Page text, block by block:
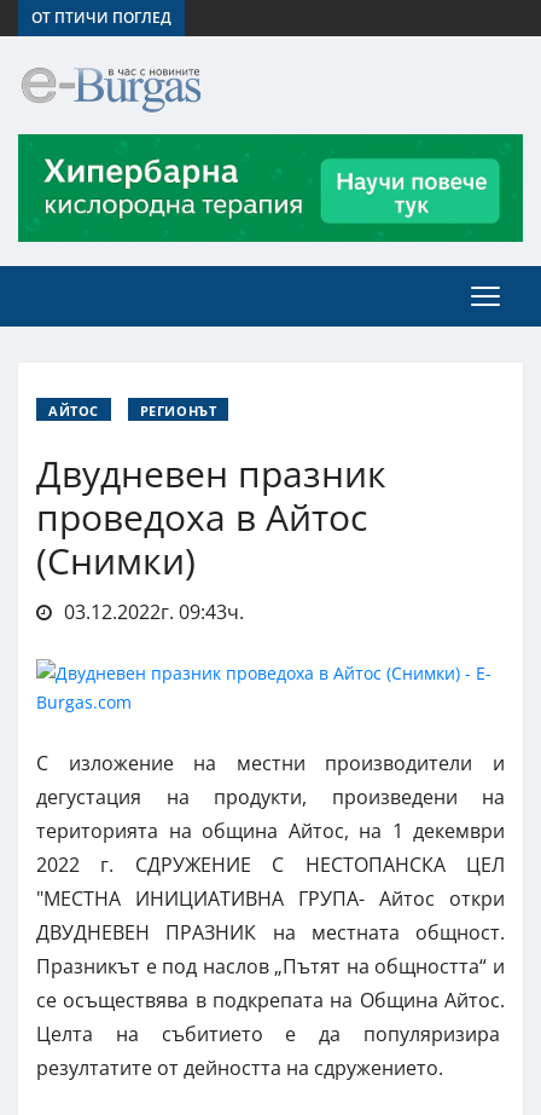
ОТ ПТИЧИ ПОГЛЕД
АЙТОС РЕГИОНЪТ
Двудневен празник
проведоха в Айтос
(Снимки)
03.12.2022г. 09:43ч.
С изложение на местни производители и
дегустация на продукти, произведени на
територията на община Айтос, на 1 декември
2022 г. СДРУЖЕНИЕ С НЕСТОПАНСКА ЦЕЛ
"МЕСТНА ИНИЦИАТИВНА ГРУПА- Айтос откри
ДВУДНЕВЕН ПРАЗНИК на местната общност.
Празникът е под наслов „Пътят на общността“ и
се осъществява в подкрепата на Община Айтос.
Целта на събитието е да популяризира
резултатите от дейността на сдружението.